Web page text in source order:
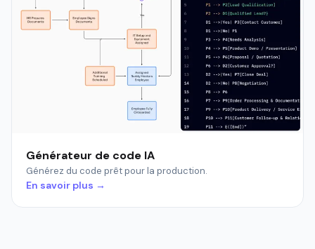
Générateur de code IA
Générez du code prêt pour la production.
En savoir plus →